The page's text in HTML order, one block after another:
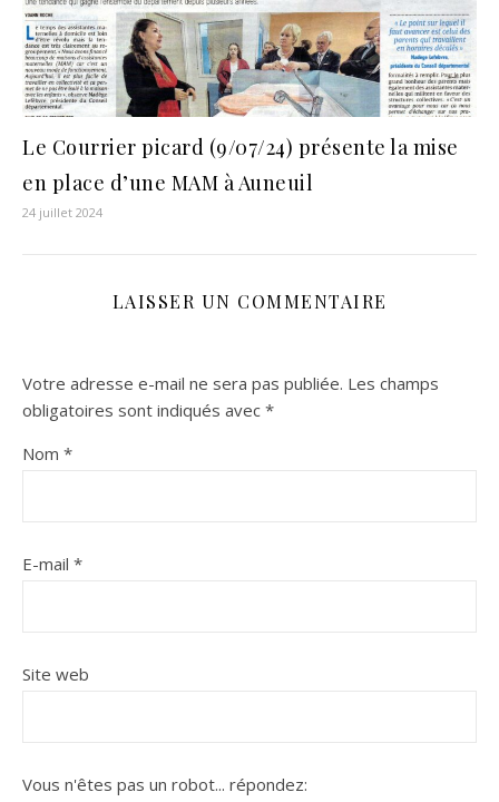
Le Courrier picard (9/07/24) présente la mise
en place d’une MAM à Auneuil
24 juillet 2024
LAISSER UN COMMENTAIRE
Votre adresse e-mail ne sera pas publiée. Les champs
obligatoires sont indiqués avec *
Nom *
E-mail *
Site web
Vous n'êtes pas un robot... répondez: